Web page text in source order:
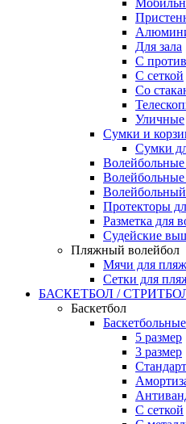
Для зала
С
С сеткой
Со
Уличные
Сумки и
Сумки
Протекторы
Разметка для
Судейские
Пляжный волейбол
Мячи для
Сетки для
БАСКЕТБОЛ /
Баскетбол
5 размер
3 размер
С сеткой